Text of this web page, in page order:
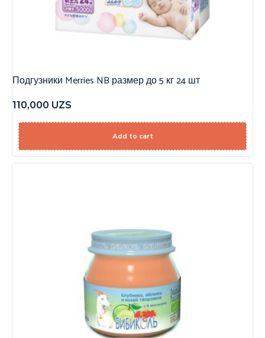
Подгузники Merries NB размер до 5 кг 24 шт
110,000 UZS
Add to cart